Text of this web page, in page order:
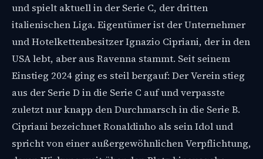
und spielt aktuell in der Serie C, der dritten
italienischen Liga. Eigentümer ist der Unternehmer
und Hotelkettenbesitzer Ignazio Cipriani, der in den
USA lebt, aber aus Ravenna stammt. Seit seinem
Einstieg 2024 ging es steil bergauf: Der Verein stieg
aus der Serie D in die Serie C auf und verpasste
zuletzt nur knapp den Durchmarsch in die Serie B.
Cipriani bezeichnet Ronaldinho als sein Idol und
spricht von einer außergewöhnlichen Verpflichtung,